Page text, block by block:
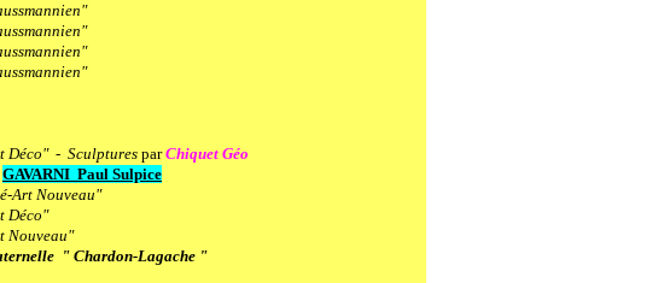
Déco" - SculpturesparChiquet Géo
GAVARNI Paul Sulpice
Art Nouveau"
Déco"
Nouveau"
" Chardon-Lagache "